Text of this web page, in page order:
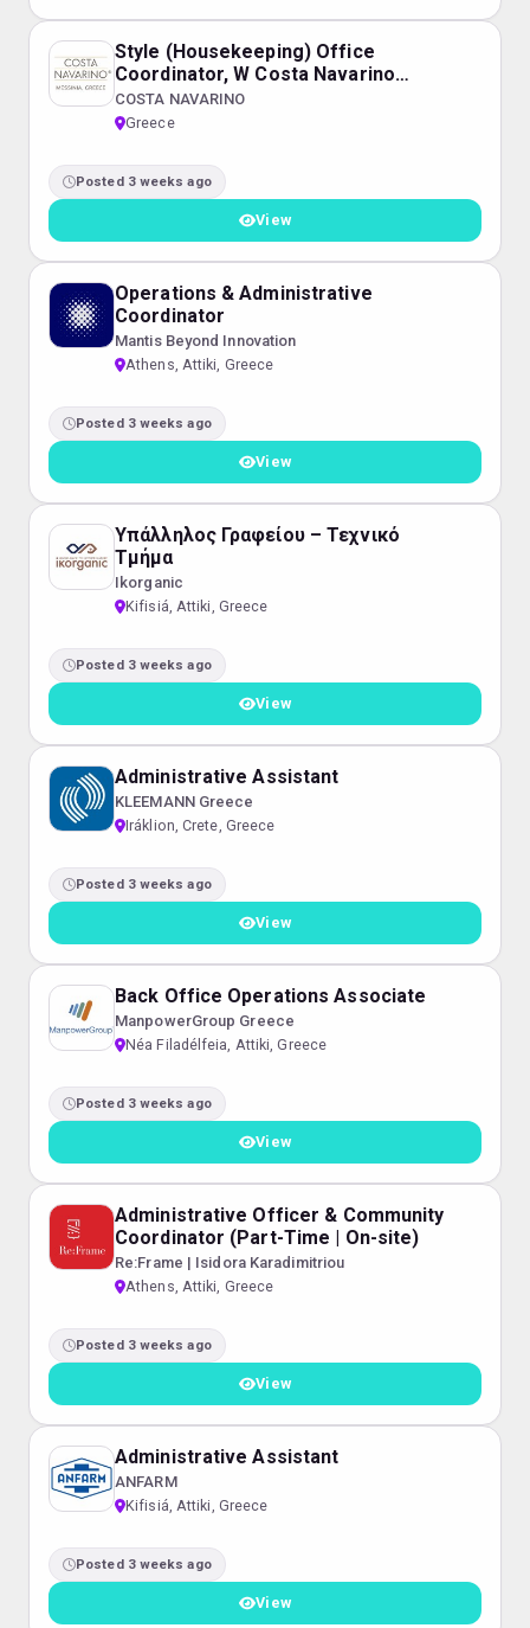
Style (Housekeeping) Office
Coordinator, W Costa Navarino
(2026)
COSTA NAVARINO
Greece
Posted 3 weeks ago
View
Operations & Administrative
Coordinator
Mantis Beyond Innovation
Athens, Attiki, Greece
Posted 3 weeks ago
View
Υπάλληλος Γραφείου – Τεχνικό
Τμήμα
Ikorganic
Kifisiá, Attiki, Greece
Posted 3 weeks ago
View
Administrative Assistant
KLEEMANN Greece
Iráklion, Crete, Greece
Posted 3 weeks ago
View
Back Office Operations Associate
ManpowerGroup Greece
Néa Filadélfeia, Attiki, Greece
Posted 3 weeks ago
View
Administrative Officer & Community
Coordinator (Part-Time | On-site)
Re:Frame | Isidora Karadimitriou
Athens, Attiki, Greece
Posted 3 weeks ago
View
Administrative Assistant
ANFARM
Kifisiá, Attiki, Greece
Posted 3 weeks ago
View